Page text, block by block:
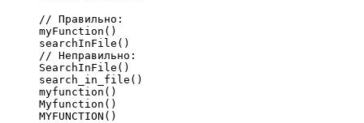
// Правильно:
myFunction()
searchInFile()
// Неправильно:
SearchInFile()
search_in_file()
myfunction()
Myfunction()
MYFUNCTION()